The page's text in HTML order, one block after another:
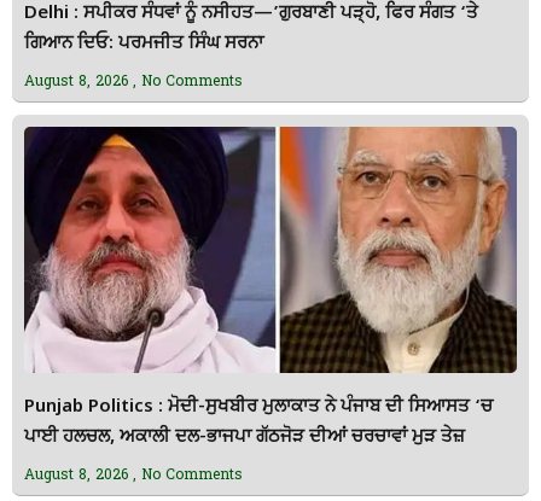
Delhi : ਸਪੀਕਰ ਸੰਧਵਾਂ ਨੂੰ ਨਸੀਹਤ—’ਗੁਰਬਾਣੀ ਪੜ੍ਹੋ, ਫਿਰ ਸੰਗਤ ‘ਤੇ
ਗਿਆਨ ਦਿਓ: ਪਰਮਜੀਤ ਸਿੰਘ ਸਰਨਾ
August 8, 2026 No Comments
Punjab Politics : ਮੋਦੀ-ਸੁਖਬੀਰ ਮੁਲਾਕਾਤ ਨੇ ਪੰਜਾਬ ਦੀ ਸਿਆਸਤ ‘ਚ
ਪਾਈ ਹਲਚਲ, ਅਕਾਲੀ ਦਲ-ਭਾਜਪਾ ਗੱਠਜੋੜ ਦੀਆਂ ਚਰਚਾਵਾਂ ਮੁੜ ਤੇਜ਼
August 8, 2026 No Comments